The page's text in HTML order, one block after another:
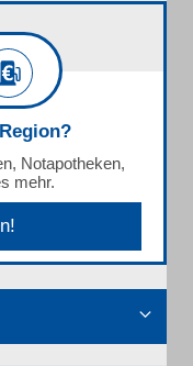
Notapotheken,
mehr.